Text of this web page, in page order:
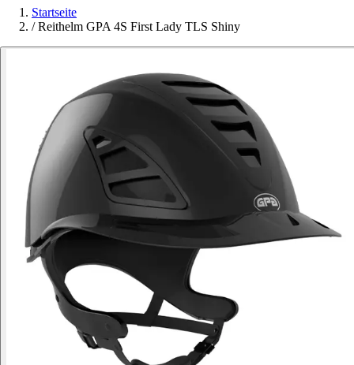
Startseite
/ Reithelm GPA 4S First Lady TLS Shiny